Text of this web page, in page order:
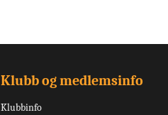
Klubb og medlemsinfo
Klubbinfo